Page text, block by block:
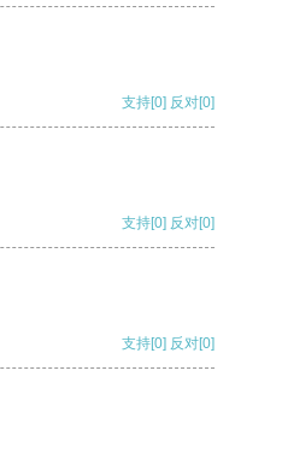
支持[0] 反对[0]
支持[0] 反对[0]
支持[0] 反对[0]